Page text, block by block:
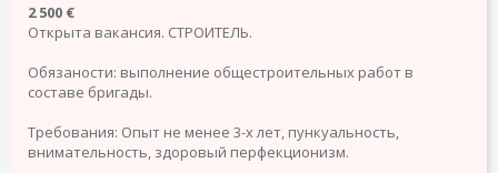
2 500 €
Открыта вакансия. СТРОИТЕЛЬ.
Обязаности: выполнение общестроительных работ в
составе бригады.
Требования: Опыт не менее 3-х лет, пункуальность,
внимательность, здоровый перфекционизм.